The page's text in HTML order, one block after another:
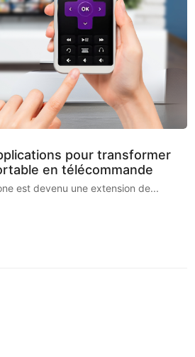
pour transformer
en télécommande
est devenu une extension de...